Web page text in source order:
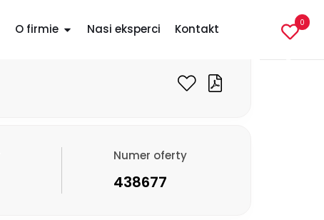
O firmie Nasi eksperci Kontakt 0
6 160 PLN
Numer oferty
438677